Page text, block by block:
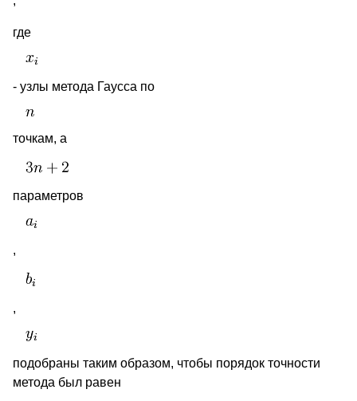
где
- узлы метода Гаусса по
точкам, а
параметров
,
,
подобраны таким образом, чтобы порядок точности
метода был равен